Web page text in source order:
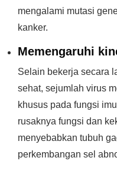
mengalami mutasi
kanker.
Memengaruhi
Selain bekerja secara
sehat, sejumlah virus
khusus pada fungsi
rusaknya fungsi dan
menyebabkan tubuh
perkembangan sel